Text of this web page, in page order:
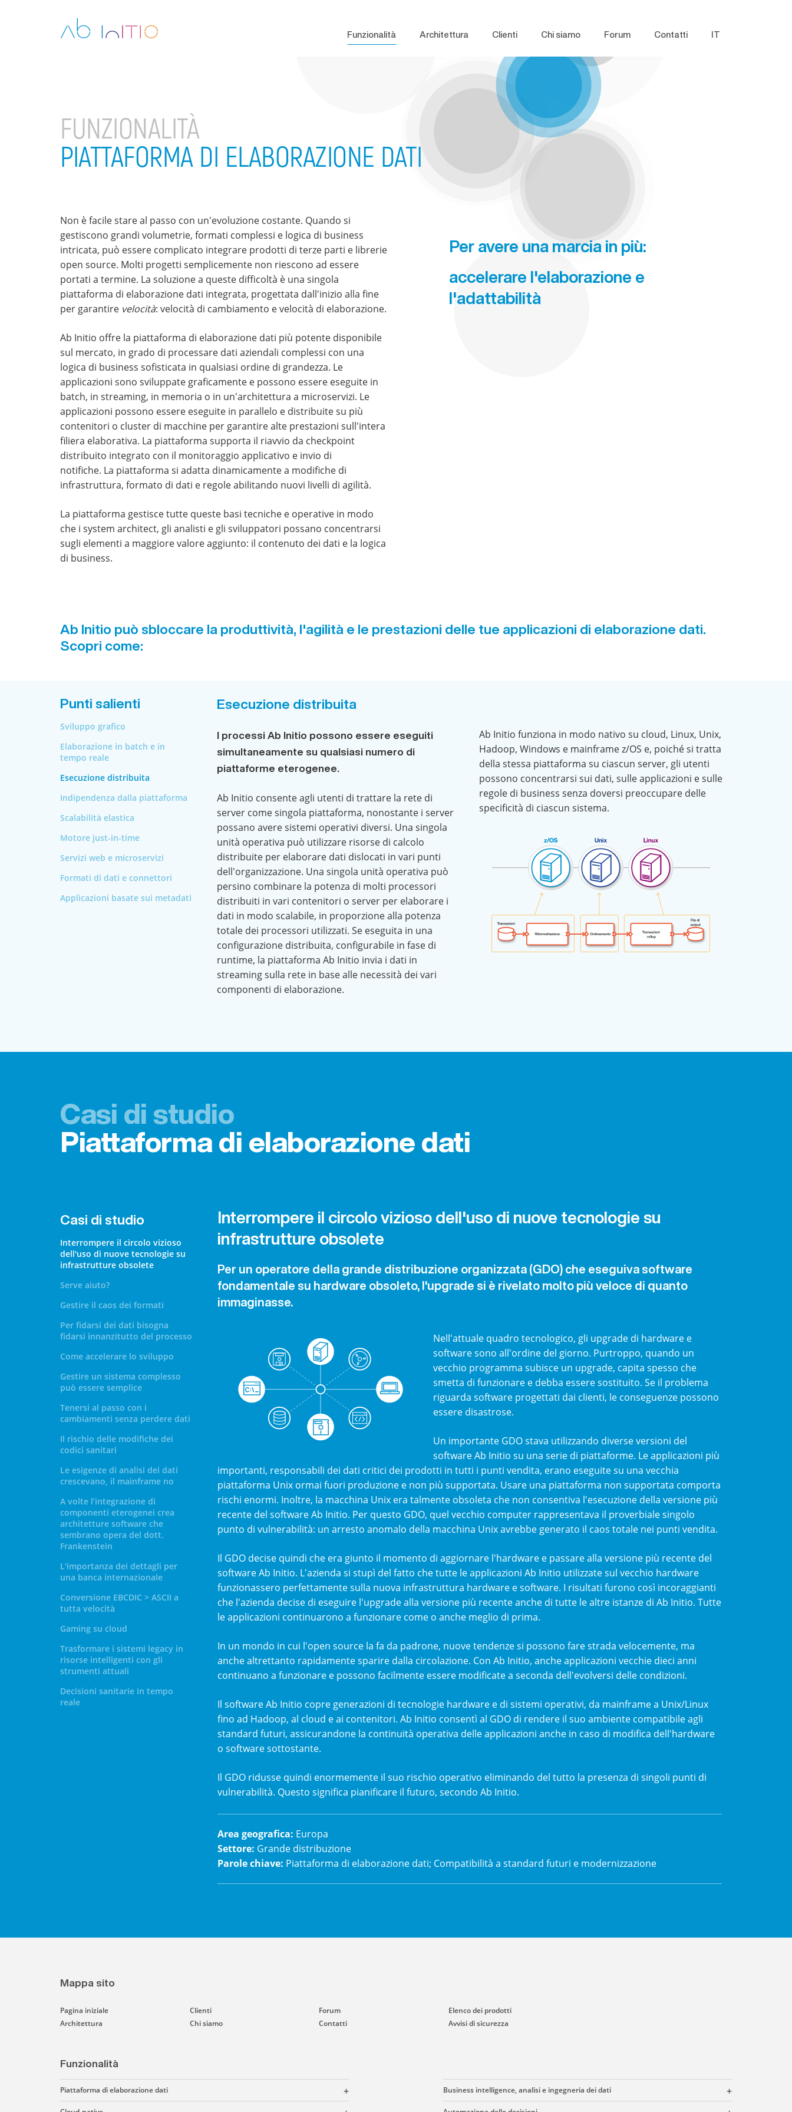
Funzionalità Architettura Clienti Chi siamo Forum Contatti IT
FUNZIONALITÀ
PIATTAFORMA DI ELABORAZIONE DATI
Non è facile stare al passo con un'evoluzione costante. Quando si
gestiscono grandi volumetrie, formati complessi e logica di business
intricata, può essere complicato integrare prodotti di terze parti e librerie
open source. Molti progetti semplicemente non riescono ad essere
portati a termine. La soluzione a queste difficoltà è una singola
piattaforma di elaborazione dati integrata, progettata dall'inizio alla fine
per garantire velocità: velocità di cambiamento e velocità di elaborazione.
Ab Initio offre la piattaforma di elaborazione dati più potente disponibile
sul mercato, in grado di processare dati aziendali complessi con una
logica di business sofisticata in qualsiasi ordine di grandezza. Le
applicazioni sono sviluppate graficamente e possono essere eseguite in
batch, in streaming, in memoria o in un'architettura a microservizi. Le
applicazioni possono essere eseguite in parallelo e distribuite su più
contenitori o cluster di macchine per garantire alte prestazioni sull'intera
filiera elaborativa. La piattaforma supporta il riavvio da checkpoint
distribuito integrato con il monitoraggio applicativo e invio di
notifiche. La piattaforma si adatta dinamicamente a modifiche di
infrastruttura, formato di dati e regole abilitando nuovi livelli di agilità.
La piattaforma gestisce tutte queste basi tecniche e operative in modo
che i system architect, gli analisti e gli sviluppatori possano concentrarsi
sugli elementi a maggiore valore aggiunto: il contenuto dei dati e la logica
di business.
Per avere una marcia in più:
accelerare l'elaborazione e
l'adattabilità
Ab Initio può sbloccare la produttività, l'agilità e le prestazioni delle tue applicazioni di elaborazione dati.
Scopri come:
Punti salienti
Sviluppo grafico
Elaborazione in batch e in
tempo reale
Esecuzione distribuita
Indipendenza dalla piattaforma
Scalabilità elastica
Motore just-in-time
Servizi web e microservizi
Formati di dati e connettori
Applicazioni basate sui metadati
Esecuzione distribuita
I processi Ab Initio possono essere eseguiti
simultaneamente su qualsiasi numero di
piattaforme eterogenee.
Ab Initio consente agli utenti di trattare la rete di
server come singola piattaforma, nonostante i server
possano avere sistemi operativi diversi. Una singola
unità operativa può utilizzare risorse di calcolo
distribuite per elaborare dati dislocati in vari punti
dell'organizzazione. Una singola unità operativa può
persino combinare la potenza di molti processori
distribuiti in vari contenitori o server per elaborare i
dati in modo scalabile, in proporzione alla potenza
totale dei processori utilizzati. Se eseguita in una
configurazione distribuita, configurabile in fase di
runtime, la piattaforma Ab Initio invia i dati in
streaming sulla rete in base alle necessità dei vari
componenti di elaborazione.
Ab Initio funziona in modo nativo su cloud, Linux, Unix,
Hadoop, Windows e mainframe z/OS e, poiché si tratta
della stessa piattaforma su ciascun server, gli utenti
possono concentrarsi sui dati, sulle applicazioni e sulle
regole di business senza doversi preoccupare delle
specificità di ciascun sistema.
Casi di studio
Piattaforma di elaborazione dati
Casi di studio
Interrompere il circolo vizioso
dell'uso di nuove tecnologie su
infrastrutture obsolete
Serve aiuto?
Gestire il caos dei formati
Per fidarsi dei dati bisogna
fidarsi innanzitutto del processo
Come accelerare lo sviluppo
Gestire un sistema complesso
può essere semplice
Tenersi al passo con i
cambiamenti senza perdere dati
Il rischio delle modifiche dei
codici sanitari
Le esigenze di analisi dei dati
crescevano, il mainframe no
A volte l’integrazione di
componenti eterogenei crea
architetture software che
sembrano opera del dott.
Frankenstein
L'importanza dei dettagli per
una banca internazionale
Conversione EBCDIC > ASCII a
tutta velocità
Gaming su cloud
Trasformare i sistemi legacy in
risorse intelligenti con gli
strumenti attuali
Decisioni sanitarie in tempo
reale
Interrompere il circolo vizioso dell'uso di nuove tecnologie su
infrastrutture obsolete
Per un operatore della grande distribuzione organizzata (GDO) che eseguiva software
fondamentale su hardware obsoleto, l'upgrade si è rivelato molto più veloce di quanto
immaginasse.
Nell'attuale quadro tecnologico, gli upgrade di hardware e
software sono all'ordine del giorno. Purtroppo, quando un
vecchio programma subisce un upgrade, capita spesso che
smetta di funzionare e debba essere sostituito. Se il problema
riguarda software progettati dai clienti, le conseguenze possono
essere disastrose.
Un importante GDO stava utilizzando diverse versioni del
software Ab Initio su una serie di piattaforme. Le applicazioni più
importanti, responsabili dei dati critici dei prodotti in tutti i punti vendita, erano eseguite su una vecchia
piattaforma Unix ormai fuori produzione e non più supportata. Usare una piattaforma non supportata comporta
rischi enormi. Inoltre, la macchina Unix era talmente obsoleta che non consentiva l'esecuzione della versione più
recente del software Ab Initio. Per questo GDO, quel vecchio computer rappresentava il proverbiale singolo
punto di vulnerabilità: un arresto anomalo della macchina Unix avrebbe generato il caos totale nei punti vendita.
Il GDO decise quindi che era giunto il momento di aggiornare l'hardware e passare alla versione più recente del
software Ab Initio. L'azienda si stupì del fatto che tutte le applicazioni Ab Initio utilizzate sul vecchio hardware
funzionassero perfettamente sulla nuova infrastruttura hardware e software. I risultati furono così incoraggianti
che l'azienda decise di eseguire l'upgrade alla versione più recente anche di tutte le altre istanze di Ab Initio. Tutte
le applicazioni continuarono a funzionare come o anche meglio di prima.
In un mondo in cui l'open source la fa da padrone, nuove tendenze si possono fare strada velocemente, ma
anche altrettanto rapidamente sparire dalla circolazione. Con Ab Initio, anche applicazioni vecchie dieci anni
continuano a funzionare e possono facilmente essere modificate a seconda dell'evolversi delle condizioni.
Il software Ab Initio copre generazioni di tecnologie hardware e di sistemi operativi, da mainframe a Unix/Linux
fino ad Hadoop, al cloud e ai contenitori. Ab Initio consentì al GDO di rendere il suo ambiente compatibile agli
standard futuri, assicurandone la continuità operativa delle applicazioni anche in caso di modifica dell'hardware
o software sottostante.
Il GDO ridusse quindi enormemente il suo rischio operativo eliminando del tutto la presenza di singoli punti di
vulnerabilità. Questo significa pianificare il futuro, secondo Ab Initio.
Area geografica: Europa
Settore: Grande distribuzione
Parole chiave: Piattaforma di elaborazione dati; Compatibilità a standard futuri e modernizzazione
Mappa sito
Pagina iniziale
Architettura
Clienti
Chi siamo
Forum
Contatti
Elenco dei prodotti
Avvisi di sicurezza
Funzionalità
Piattaforma di elaborazione dati Business intelligence, analisi e ingegneria dei dati